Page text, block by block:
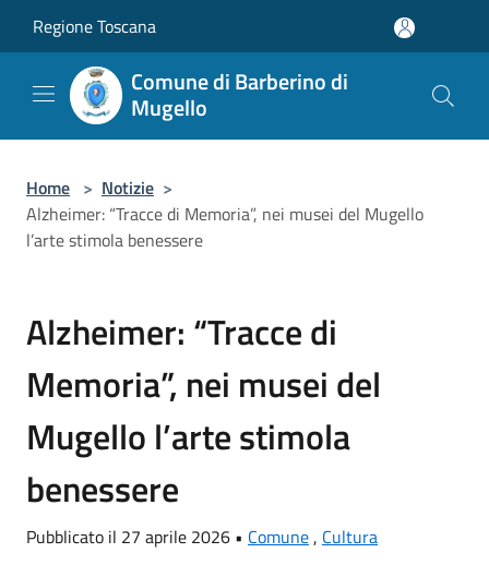
Regione Toscana
Comune di Barberino di
Mugello
Home > Notizie >
Alzheimer: “Tracce di Memoria”, nei musei del Mugello
l’arte stimola benessere
Alzheimer: “Tracce di
Memoria”, nei musei del
Mugello l’arte stimola
benessere
Pubblicato il 27 aprile 2026 • Comune , Cultura